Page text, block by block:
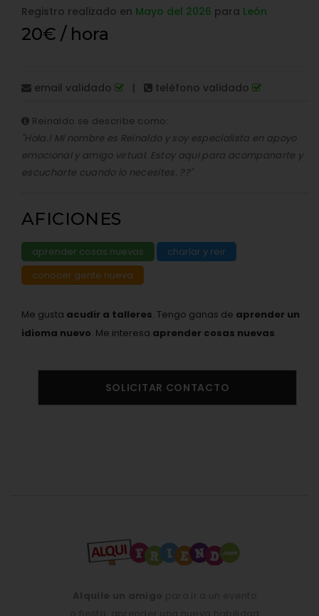
Registro realizado en Mayo del 2026 para León
20€ / hora
email validado | teléfono validado
Reinaldo se describe como:
"Hola.! Mi nombre es Reinaldo y soy especialista en apoyo
emocional y amigo virtual. Estoy aqui para acompanarte y
escucharte cuando lo necesites. ??"
AFICIONES
aprender cosas nuevas
charlar y reir
conocer gente nueva
Me gusta acudir a talleres. Tengo ganas de aprender un
idioma nuevo. Me interesa aprender cosas nuevas.
SOLICITAR CONTACTO